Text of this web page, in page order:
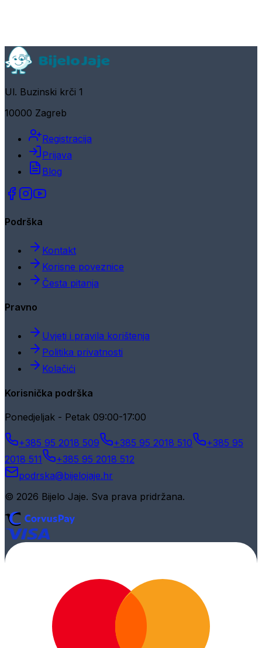
Ul. Buzinski krči 1
10000 Zagreb
Registracija
Prijava
Blog
Podrška
Kontakt
Korisne poveznice
Česta pitanja
Pravno
Uvjeti i pravila korištenja
Politika privatnosti
Kolačići
Korisnička podrška
Ponedjeljak - Petak 09:00-17:00
+385 95 2018 509 +385 95 2018 510
+385 95
2018 511
+385 95 2018 512
podrska@bijelojaje.hr
© 2026 Bijelo Jaje. Sva prava pridržana.